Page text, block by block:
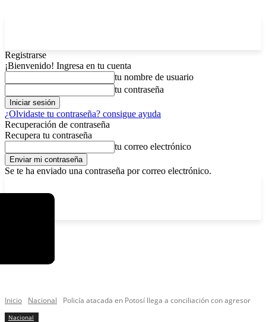
Registrarse
¡Bienvenido! Ingresa en tu cuenta
tu nombre de usuario
tu contraseña
¿Olvidaste tu contraseña? consigue ayuda
Recuperación de contraseña
Recupera tu contraseña
tu correo electrónico
Se te ha enviado una contraseña por correo electrónico.
Inicio Nacional Policía atacada en Potosí llega a conciliación con agresor
Nacional